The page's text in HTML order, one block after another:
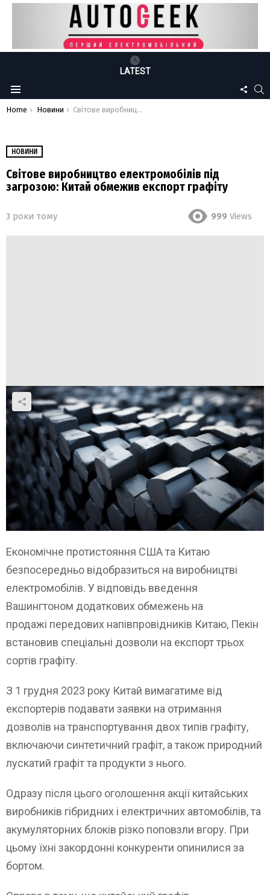
LATEST
Menu
US
You are here:
Home Новини Світове виробництво електромобілів під загрозою: Китай обмежив експорт графіту
НОВИНИ
Світове виробництво електромобілів під
загрозою: Китай обмежив експорт графіту
3 роки тому 999 Views
Економічне протистояння США та Китаю
безпосередньо відобразиться на виробництві
електромобілів. У відповідь введення
Вашингтоном додаткових обмежень на
продажі передових напівпровідників Китаю, Пекін
встановив спеціальні дозволи на експорт трьох
сортів графіту.
З 1 грудня 2023 року Китай вимагатиме від
експортерів подавати заявки на отримання
дозволів на транспортування двох типів графіту,
включаючи синтетичний графіт, а також природний
лускатий графіт та продукти з нього.
Одразу після цього оголошення акції китайських
виробників гібридних і електричних автомобілів, та
акумуляторних блоків різко поповзли вгору. При
цьому їхні закордонні конкуренти опинилися за
бортом.